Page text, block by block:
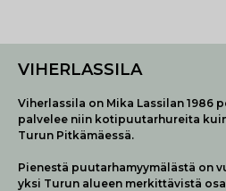
VIHERLASSILA
Viherlassila on Mika Lassilan 1986
palvelee niin kotipuutarhureita
Turun Pitkämäessä.
Pienestä puutarhamyymälästä on
yksi Turun alueen merkittävistä